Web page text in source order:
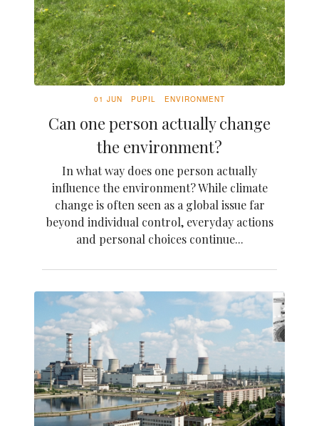
01 JUN PUPIL ENVIRONMENT
Can one person actually change
the environment?
In what way does one person actually
influence the environment? While climate
change is often seen as a global issue far
beyond individual control, everyday actions
and personal choices continue...